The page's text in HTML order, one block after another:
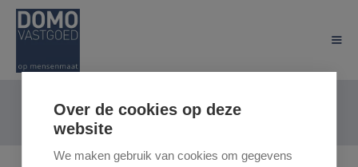
Over de cookies op deze
website
We maken gebruik van cookies om gegevens